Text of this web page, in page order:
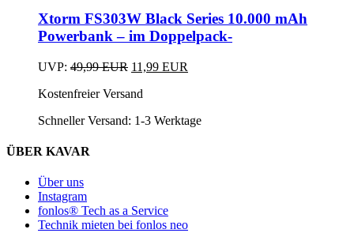
auf
der
gewählt
Xtorm FS303W Black Series 10.000 mAh
Powerbank – im Doppelpack-
UVP: 49,99EUR Ursprünglicher
war:
11,99 EUR
Kostenfreier Versand
Schneller Versand: 1-3 Werktage
ÜBER KAVAR
Über uns
Instagram
fonlos® Tech as a Service
Technik mieten bei fonlos neo